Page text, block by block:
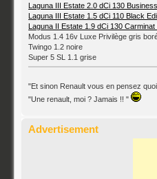
Laguna III Estate 2.0 dCi 130
Laguna III Estate 1.5 dCi 110 Black
Laguna II Estate 1.9 dCi 130
Modus 1.4 16v Luxe Privilège gris
Twingo 1.2 noire
Super 5 SL 1.1 grise
"Et sinon Renault vous en pensez
"Une renault, moi ? Jamais !! "
Advertisement